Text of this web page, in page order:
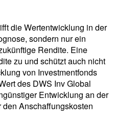
die Wertentwicklung in der
sondern nur ein
Rendite. Eine
zu und schützt auch nicht
von Investmentfonds
des DWS Inv Global
Entwicklung an der
Anschaffungskosten